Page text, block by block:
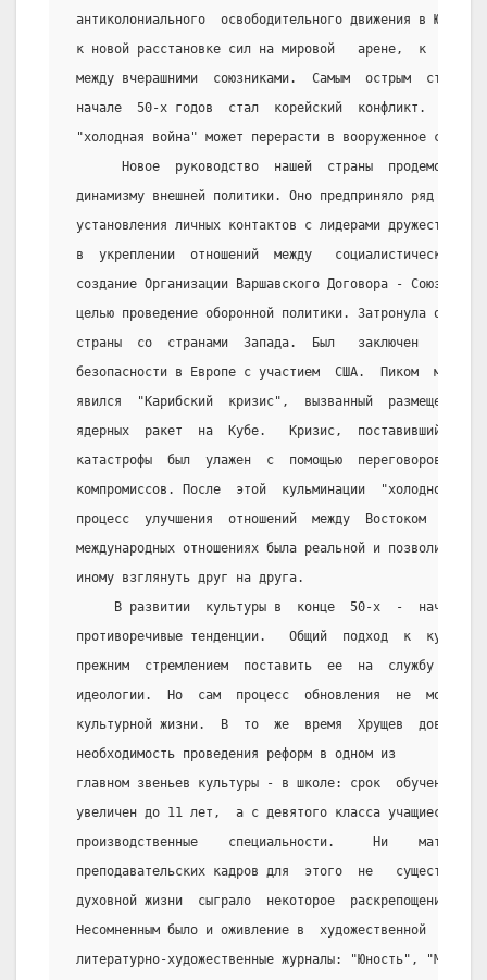
антиколониального  освободительного движения в Юго-
к новой расстановке сил на мировой   арене,  к
между вчерашними  союзниками.  Самым  острым
начале  50-х годов  стал  корейский  конфликт.   Он
"холодная война" может перерасти в вооруженное
Новое  руководство  нашей  страны
динамизму внешней политики. Оно предприняло ряд
установления личных контактов с лидерами
в  укреплении  отношений  между   социалистическими
создание Организации Варшавского Договора - Союза,
целью проведение оборонной политики. Затронула
страны  со  странами  Запада.  Был   заключен
безопасности в Европе с участием  США.  Пиком  между
явился  "Карибский  кризис",  вызванный  размещением
ядерных  ракет  на  Кубе.   Кризис,  поставивший
катастрофы  был  улажен  с  помощью  переговоров  и
компромиссов. После  этой  кульминации  "холодной
процесс  улучшения  отношений  между  Востоком  и
международных отношениях была реальной и позволила
иному взглянуть друг на друга.
В развитии  культуры в  конце  50-х  -  начале
противоречивые тенденции.   Общий  подход  к
прежним  стремлением  поставить  ее  на  службу
идеологии.  Но  сам  процесс  обновления  не  мог   не
культурной жизни.  В  то  же  время  Хрущев  довольно
необходимость проведения реформ в одном из
главном звеньев культуры - в школе: срок  обучения
увеличен до 11 лет,  а с девятого класса учащиеся
производственные    специальности.     Ни
преподавательских кадров для  этого  не
духовной жизни  сыграло  некоторое  раскрепощение  в
Несомненным было и оживление в  художественной
литературно-художественные журналы: "Юность",